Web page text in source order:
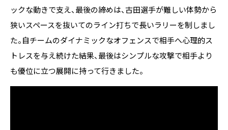
ックな動きで支え、最後の締めは、古田選手が難しい体勢から
狭いスペースを抜いてのライン打ちで長いラリーを制しまし
た。自チームのダイナミックなオフェンスで相手へ心理的ス
トレスを与え続けた結果、最後はシンプルな攻撃で相手より
も優位に立つ展開に持って行きました。